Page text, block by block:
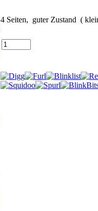
4 Seiten, guter Zustand (